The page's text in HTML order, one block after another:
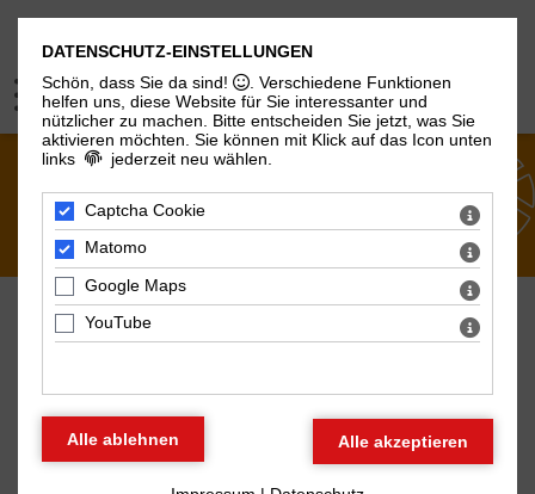
ÜBER UNS
AKTUELLES AUS DEM BBT
DATENSCHUTZ-EINSTELLUNGEN
Schön, dass Sie da sind!
. Verschiedene Funktionen
helfen uns, diese Website für Sie interessanter und
nützlicher zu machen.
Bitte entscheiden Sie jetzt, was Sie
aktivieren möchten. Sie können mit Klick auf das Icon unten
links
jederzeit neu wählen.
Captcha Cookie
Matomo
Google Maps
YouTube